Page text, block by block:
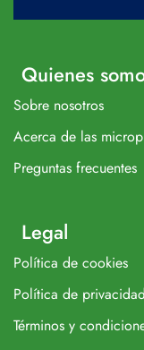
Quienes
Sobre nosotros
Acerca de las
Preguntas frecuentes
Legal
Política de cookies
Política de privacidad
Términos y